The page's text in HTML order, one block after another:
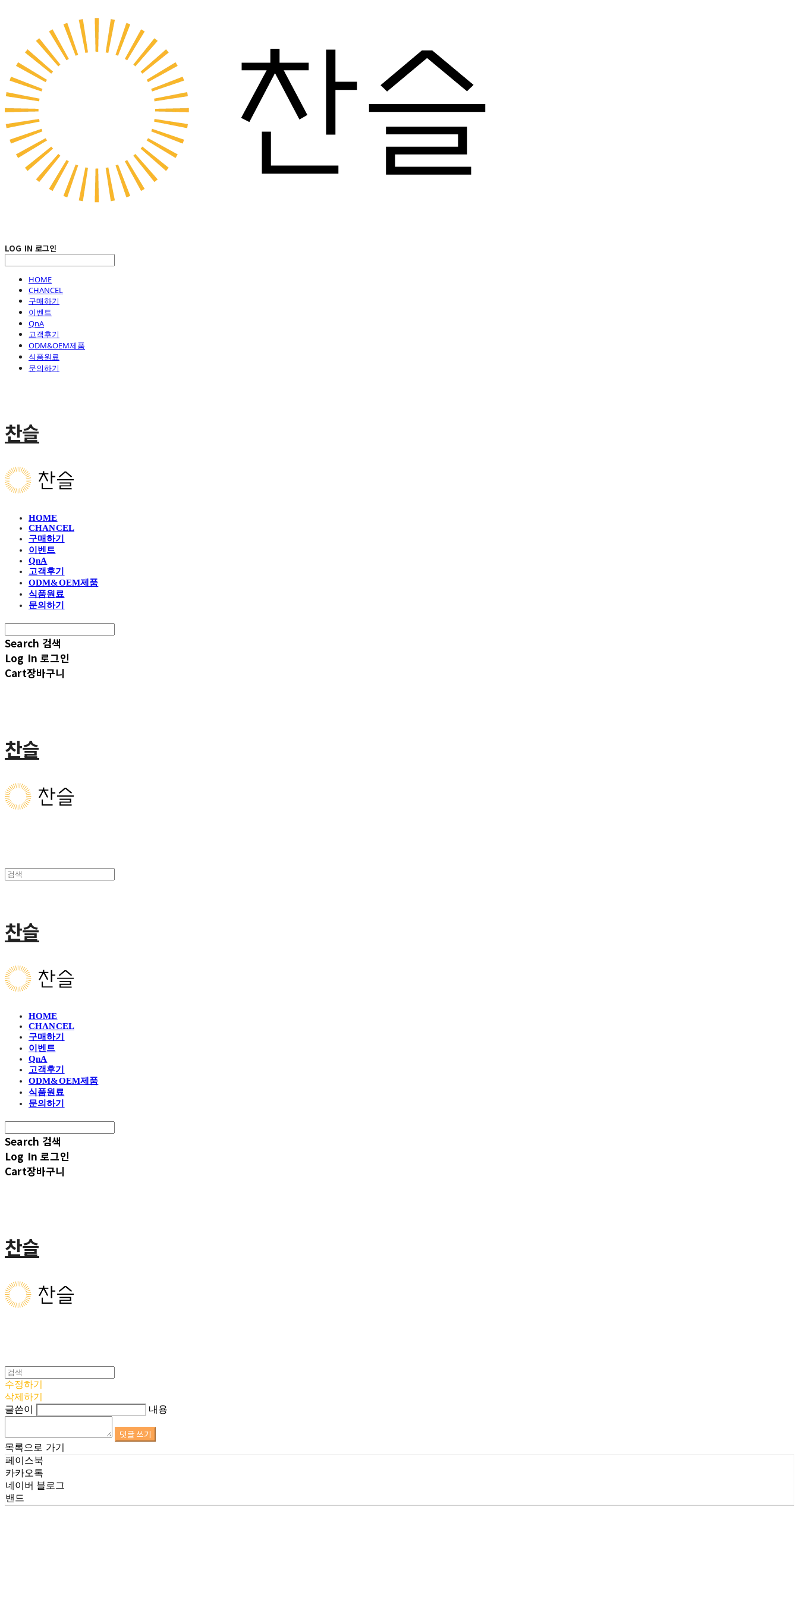
LOG IN 로그인
HOME
CHANCEL
구매하기
이벤트
QnA
고객후기
ODM&OEM제품
식품원료
문의하기
찬슬
HOME
CHANCEL
구매하기
이벤트
QnA
고객후기
ODM&OEM제품
식품원료
문의하기
Search 검색
Log In 로그인
Cart장바구니
찬슬
찬슬
HOME
CHANCEL
구매하기
이벤트
QnA
고객후기
ODM&OEM제품
식품원료
문의하기
Search 검색
Log In 로그인
Cart장바구니
찬슬
수정하기
삭제하기
글쓴이
내용
댓글 쓰기
목록으로 가기
페이스북
카카오톡
네이버 블로그
밴드